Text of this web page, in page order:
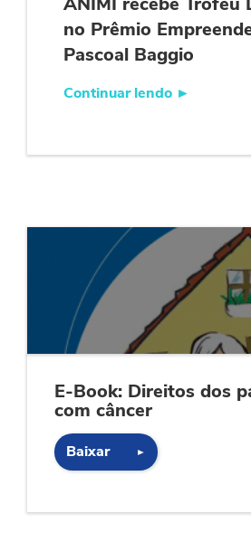
no Prêmio
Pascoal Baggio
Continuar lendo ►
E-Book: Direitos dos
com câncer
Baixar ►